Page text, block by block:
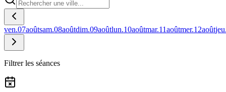
ven.07aoûtsam.08aoûtdim.09aoûtlun.10aoûtmar.11aoûtmer.12août
Filtrer les séances